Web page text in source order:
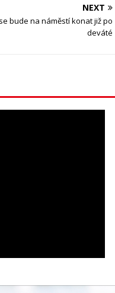
NEXT
bude na náměstí konat již po
deváté